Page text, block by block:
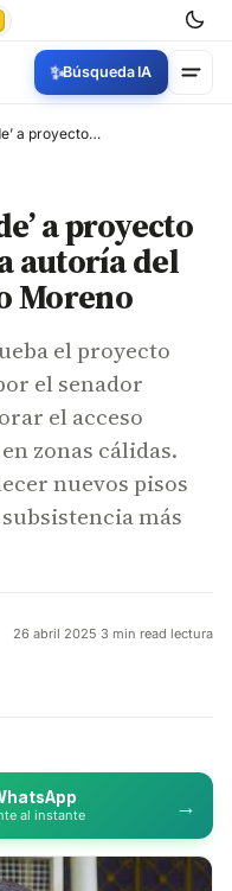
✨Búsqueda IA
Senado dio ‘luz verde’ a proyecto “Energía Justa” de la autoría del congresista Gustavo Moreno
a proyecto
autoría del
Moreno
el proyecto
el senador
el acceso
zonas cálidas.
nuevos pisos
más
26 abril 2025·3 min read lectura
al instante →